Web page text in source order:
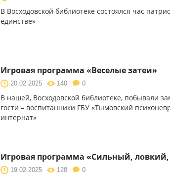
В Восходовской библиотеке состоялся час
единстве»
Игровая программа «Веселые затеи»
20.02.2025 140 0
В нашей, Восходовской библиотеке, побывали
гости – воспитанники ГБУ «Тымовский
интернат»
Игровая программа «Сильный,
19.02.2025 128 0